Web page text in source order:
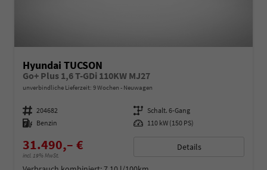
Hyundai TUCSON
Go+ Plus 1,6 T-GDi 110KW MJ27
unverbindliche Lieferzeit: 9 Wochen Neuwagen
Fahrzeugnummer 204682 Getriebe Schalt. 6-Gang
Kraftstoff Benzin Leistung 110 kW (150 PS)
31.490,– €
incl. 19% MwSt.
Details